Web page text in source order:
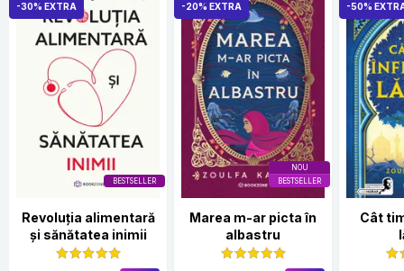
BESTSELLER
-30% EXTRA
Revoluția alimentară
și sănătatea inimii
NOU
BESTSELLER
-20% EXTRA
Marea m-ar picta în
albastru
-50%
Cât